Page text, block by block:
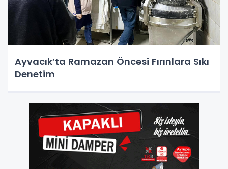
Ayvacık’ta Ramazan Öncesi Fırınlara Sıkı
Denetim